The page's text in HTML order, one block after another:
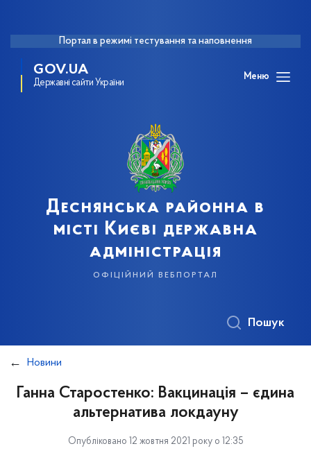
Портал в режимі тестування та наповнення
GOV.UA
Державні сайти України
Меню
Деснянська районна в
місті Києві державна
адміністрація
офіційний вебпортал
Пошук
Новини
Ганна Старостенко: Вакцинація – єдина
альтернатива локдауну
Опубліковано 12 жовтня 2021 року о 12:35